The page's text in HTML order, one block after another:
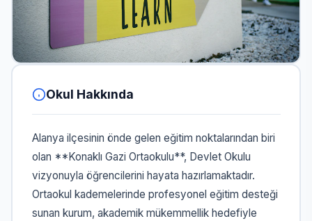
Okul Hakkında
Alanya ilçesinin önde gelen eğitim noktalarından biri
olan **Konaklı Gazi Ortaokulu**, Devlet Okulu
vizyonuyla öğrencilerini hayata hazırlamaktadır.
Ortaokul kademelerinde profesyonel eğitim desteği
sunan kurum, akademik mükemmellik hedefiyle